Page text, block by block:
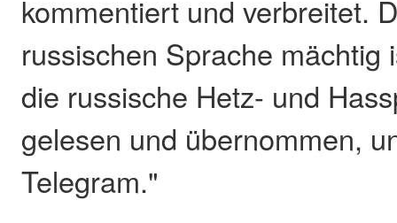
kommentiert und verbreitet.
russischen Sprache mächtig
die russische Hetz- und
gelesen und übernommen,
Telegram."